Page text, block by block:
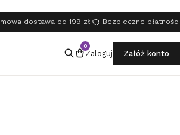
dostawa od 199 zł· Bezpieczne płatności
0
Zaloguj Załóż konto